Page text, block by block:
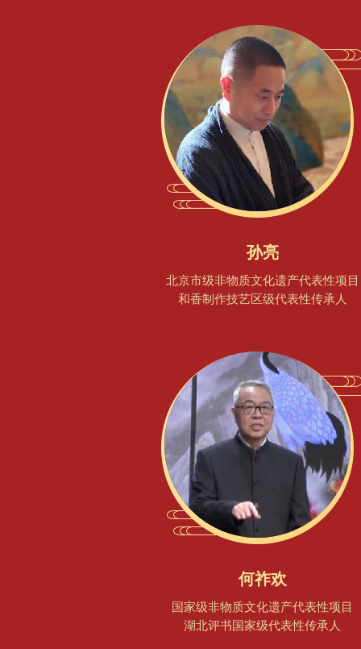
孙亮
北京市级非物质文化遗产代表性项目
和香制作技艺区级代表性传承人
何祚欢
国家级非物质文化遗产代表性项目
湖北评书国家级代表性传承人